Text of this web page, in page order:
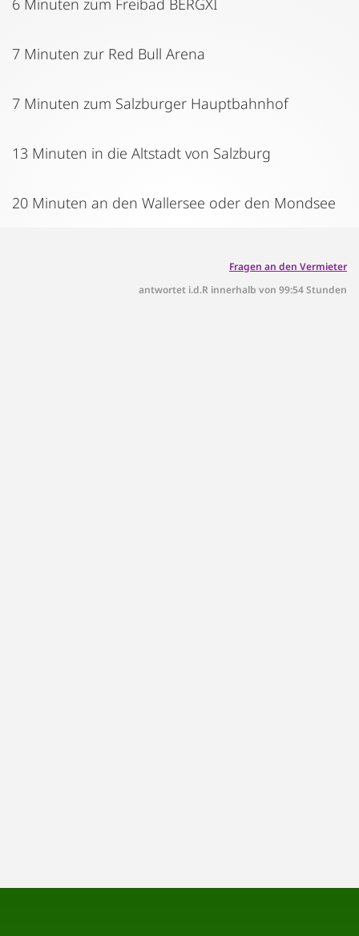
7 Minuten zur Red Bull Arena
7 Minuten zum Salzburger Hauptbahnhof
13 Minuten in die Altstadt von Salzburg
20 Minuten an den Wallersee oder den Mondsee
Fragen an den Vermieter
antwortet i.d.R innerhalb von 99:54 Stunden